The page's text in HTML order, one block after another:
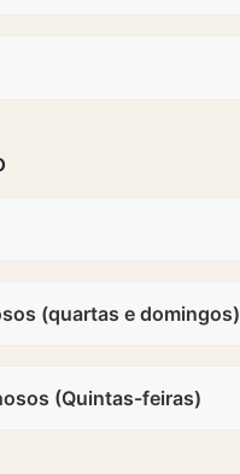
(quartas e domingos)
(Quintas-feiras)